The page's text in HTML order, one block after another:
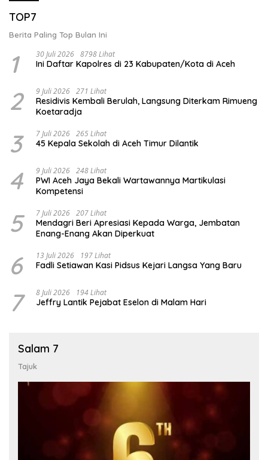
TOP7
Berita Paling Top Bulan Ini
1 30 Juli 2026 8798 Lihat
Ini Daftar Kapolres di 23 Kabupaten/Kota di Aceh
2 9 Juli 2026 271 Lihat
Residivis Kembali Berulah, Langsung Diterkam Rimueng
Koetaradja
3 7 Juli 2026 265 Lihat
45 Kepala Sekolah di Aceh Timur Dilantik
4 9 Juli 2026 248 Lihat
PWI Aceh Jaya Bekali Wartawannya Martikulasi
Kompetensi
5 7 Juli 2026 207 Lihat
Mendagri Beri Apresiasi Kepada Warga, Jembatan
Enang-Enang Akan Diperkuat
6 13 Juli 2026 197 Lihat
Fadli Setiawan Kasi Pidsus Kejari Langsa Yang Baru
7 8 Juli 2026 194 Lihat
Jeffry Lantik Pejabat Eselon di Malam Hari
Salam 7
Tajuk